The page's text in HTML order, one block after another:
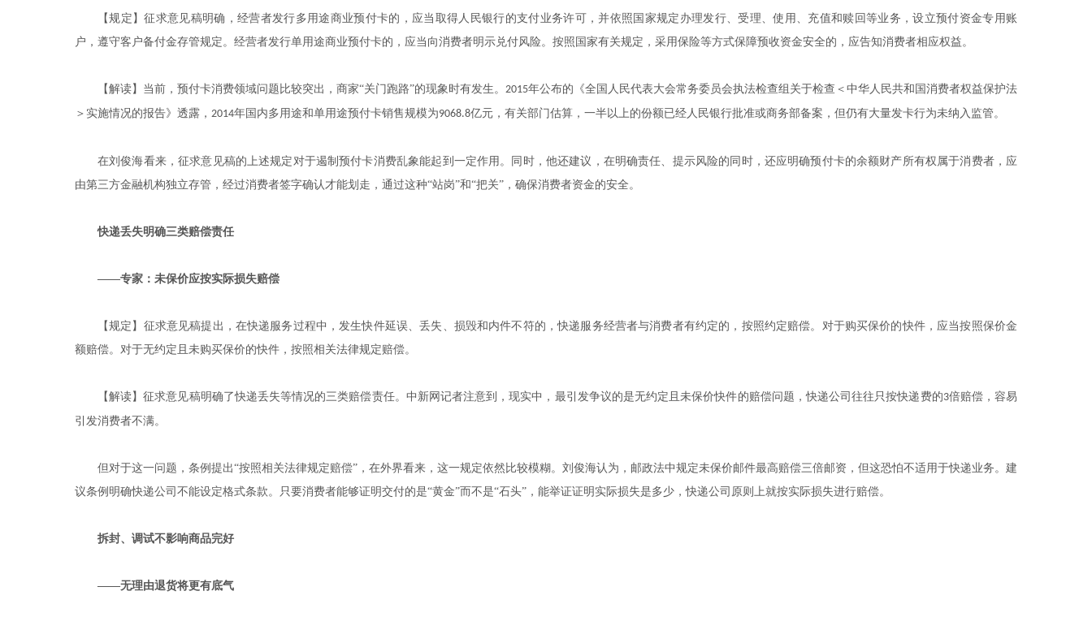
【规定】征求意见稿明确，经营者发行多用途商业预付卡的，应当取得人民银行的支付业务许可，并依照国家规定办理发行、受理、使用、充值和赎回等业务，设立预付资金专用账
户，遵守客户备付金存管规定。经营者发行单用途商业预付卡的，应当向消费者明示兑付风险。按照国家有关规定，采用保险等方式保障预收资金安全的，应告知消费者相应权益。
【解读】当前，预付卡消费领域问题比较突出，商家“关门跑路”的现象时有发生。 2015年公布的《全国人民代表大会常务委员会执法检查组关于检查＜中华人民共和国消费者权益保护法
＞实施情况的报告》透露， 2014年国内多用途和单用途预付卡销售规模为9068.8亿元，有关部门估算，一半以上的份额已经人民银行批准或商务部备案，但仍有大量发卡行为未纳入监管。
在刘俊海看来，征求意见稿的上述规定对于遏制预付卡消费乱象能起到一定作用。同时，他还建议，在明确责任、提示风险的同时，还应明确预付卡的余额财产所有权属于消费者，应
由第三方金融机构独立存管，经过消费者签字确认才能划走，通过这种“站岗”和“把关”，确保消费者资金的安全。
快递丢失明确三类赔偿责任
——专家：未保价应按实际损失赔偿
【规定】征求意见稿提出，在快递服务过程中，发生快件延误、丢失、损毁和内件不符的，快递服务经营者与消费者有约定的，按照约定赔偿。对于购买保价的快件，应当按照保价金
额赔偿。对于无约定且未购买保价的快件，按照相关法律规定赔偿。
【解读】征求意见稿明确了快递丢失等情况的三类赔偿责任。中新网记者注意到，现实中，最引发争议的是无约定且未保价快件的赔偿问题，快递公司往往只按快递费的3倍赔偿，容易
引发消费者不满。
但对于这一问题，条例提出“按照相关法律规定赔偿”，在外界看来，这一规定依然比较模糊。刘俊海认为，邮政法中规定未保价邮件最高赔偿三倍邮资，但这恐怕不适用于快递业务。建
议条例明确快递公司不能设定格式条款。只要消费者能够证明交付的是“黄金”而不是“石头”，能举证证明实际损失是多少，快递公司原则上就按实际损失进行赔偿。
拆封、调试不影响商品完好
——无理由退货将更有底气